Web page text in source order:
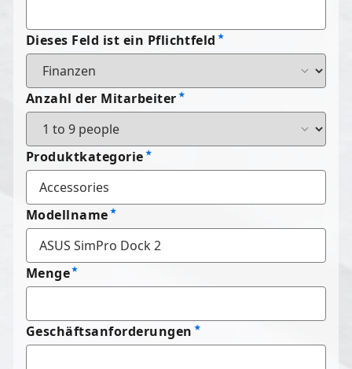
Dieses Feld ist ein Pflichtfeld
Anzahl der Mitarbeiter
Produktkategorie
Modellname
Menge
Geschäftsanforderungen